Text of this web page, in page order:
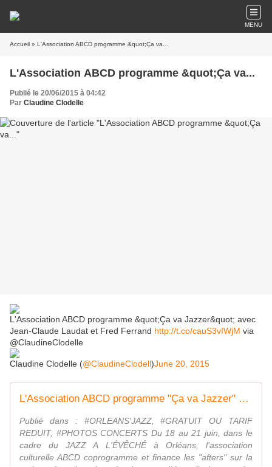
MENU
Accueil » L'Association ABCD programme &quot;Ça va...
L'Association ABCD programme &quot;Ça va...
Publié le 20/06/2015 à 04:42
Par Claudine Clodelle
L'Association ABCD programme &quot;Ça va Jazzer&quot; avec
Jean-Claude Laudat et Fred Ferrand http://t.co/cauS3vIWjM via
@ClaudineClodelle
Claudine Clodelle (@ClaudineClodell)June 20, 2015
L'Association ABCD programme "Ça va Jazzer" avec Jean-Claude Laudat et Fred Ferrand - VIVRE AUTREMENT VOS LOISIRS avec Clodelle
Publié dans : #ORLEANS'JAZZ, #GRATUIT OU TARIF
REDUIT, #PHOTOS CONCERTS Du 18 au 21 juin, dans le
cadre du JAZZ A L'ÉVÊCHÉ à Orléans, l'association
culturelle ABCD coprogramme et finance les "afters" sur la